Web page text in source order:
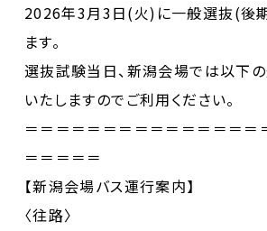
2026年3月3日(火)に一般選抜(後
ます。
選抜試験当日、新潟会場では以下
いたしますのでご利用ください。
＝＝＝＝＝＝＝＝＝＝＝＝＝＝＝
＝＝＝＝＝
【新潟会場バス運行案内】
〈往路〉